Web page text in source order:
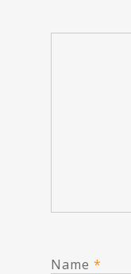
Name *